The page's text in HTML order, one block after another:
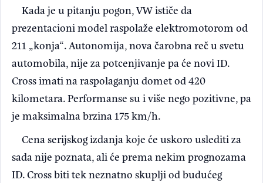
Kada je u pitanju pogon, VW ističe da
prezentacioni model raspolaže elektromotorom od
211 „konja“. Autonomija, nova čarobna reč u svetu
automobila, nije za potcenjivanje pa će novi ID.
Cross imati na raspolaganju domet od 420
kilometara. Performanse su i više nego pozitivne, pa
je maksimalna brzina 175 km/h.
Cena serijskog izdanja koje će uskoro uslediti za
sada nije poznata, ali će prema nekim prognozama
ID. Cross biti tek neznatno skuplji od budućeg